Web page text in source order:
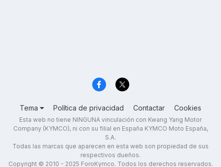
Tema Política de privacidad Contactar Cookies
Esta web no tiene NINGUNA vinculación con Kwang Yang Motor
Company (KYMCO), ni con su filial en España KYMCO Moto España,
S.A.
Todas las marcas que aparecen en esta web son propiedad de sus
respectivos dueños.
Copyright © 2010 - 2025 ForoKymco. Todos los derechos reservados.